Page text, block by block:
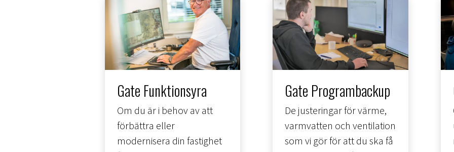
Gate Funktionsyra
Om du är i behov av att
förbättra eller
modernisera din fastighet
Gate Programbackup
De justeringar för värme,
varmvatten och ventilation
som vi gör för att du ska få